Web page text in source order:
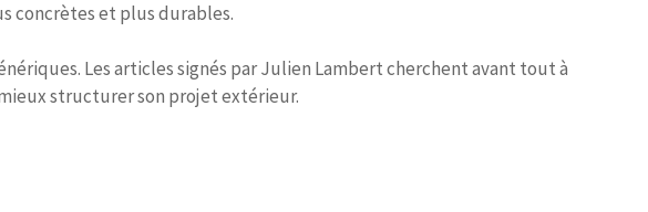
concrètes et plus durables.
Les articles signés par Julien Lambert cherchent avant tout à
structurer son projet extérieur.